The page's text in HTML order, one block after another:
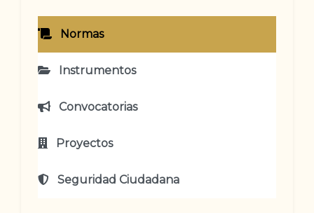
Normas
Instrumentos
Convocatorias
Proyectos
Seguridad Ciudadana